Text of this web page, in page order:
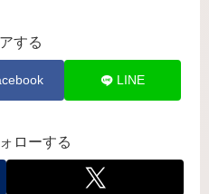
する
LINE
ローする